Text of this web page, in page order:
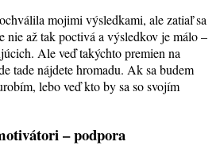
mojimi výsledkami, ale zatiaľ sa
nie až tak poctivá a výsledkov je málo –
Ale veď takýchto premien na
tade nájdete hromadu. Ak sa budem
lebo veď kto by sa so svojím
– podpora